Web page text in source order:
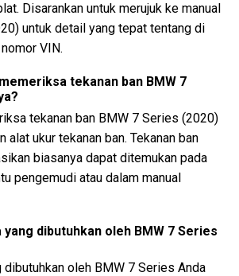
Disarankan untuk merujuk ke manual
untuk detail yang tepat tentang di
VIN.
tekanan ban BMW 7
tekanan ban BMW 7 Series (2020)
alat ukur tekanan ban. Tekanan ban
biasanya dapat ditemukan pada
pengemudi atau dalam manual
dibutuhkan oleh BMW 7 Series
oleh BMW 7 Series Anda